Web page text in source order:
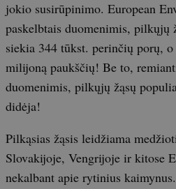
jokio susirūpinimo. European
paskelbtais duomenimis, pilkųjų
siekia 344 tūkst. perinčių porų,
milijoną paukščių! Be to,
duomenimis, pilkųjų žąsų
didėja!
Pilkąsias žąsis leidžiama
Slovakijoje, Vengrijoje ir kitose
nekalbant apie rytinius kaimynus.